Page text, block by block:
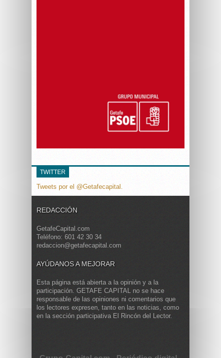
TWITTER
Tweets por el @Getafecapital.
REDACCIÓN
GetafeCapital.com
Teléfono: 601 42 30 34
redaccion@getafecapital.com
AYÚDANOS A MEJORAR
Esta página está abierta a la opinión y a la
participación. GETAFE CAPITAL no se hace
responsable de las opiniones ni comentarios que
los lectores expresen, tanto en las noticias, como
en la sección participativa El Rincón del Lector.